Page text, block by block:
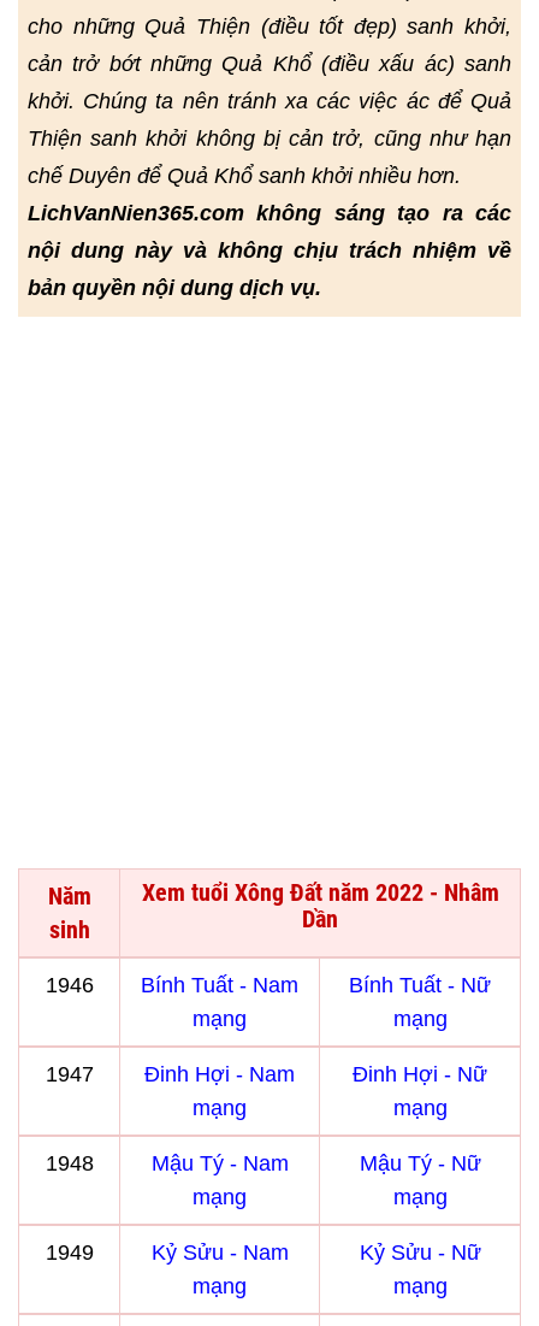
cho những Quả Thiện (điều tốt đẹp) sanh khởi,
cản trở bớt những Quả Khổ (điều xấu ác) sanh
khởi. Chúng ta nên tránh xa các việc ác để Quả
Thiện sanh khởi không bị cản trở, cũng như hạn
chế Duyên để Quả Khổ sanh khởi nhiều hơn.
LichVanNien365.com không sáng tạo ra các
nội dung này và không chịu trách nhiệm về
bản quyền nội dung dịch vụ.
Năm
sinh
Xem tuổi Xông Đất năm 2022 - Nhâm
Dần
1946
Bính Tuất - Nam
mạng
Bính Tuất - Nữ
mạng
1947
Đinh Hợi - Nam
mạng
Đinh Hợi - Nữ
mạng
1948
Mậu Tý - Nam
mạng
Mậu Tý - Nữ
mạng
1949
Kỷ Sửu - Nam
mạng
Kỷ Sửu - Nữ
mạng